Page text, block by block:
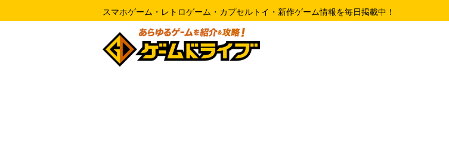
スマホゲーム・レトロゲーム・カプセルトイ・新作ゲーム情報を毎日掲載中！